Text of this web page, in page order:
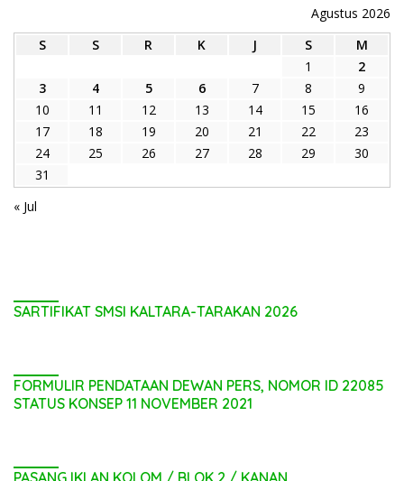
Agustus 2026
S
S R K J S
M
1
2
3
4 5 6 7 8
9
10
11 12 13 14 15
16
17
18 19 20 21 22
23
24
25 26 27 28 29
30
31
« Jul
SARTIFIKAT SMSI KALTARA-TARAKAN 2026
FORMULIR PENDATAAN DEWAN PERS, NOMOR ID 22085
STATUS KONSEP 11 NOVEMBER 2021